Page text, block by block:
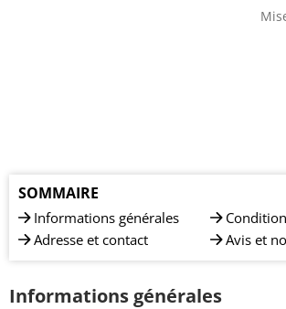
SOMMAIRE
Informations générales
Adresse et contact
Avis et
Informations générales